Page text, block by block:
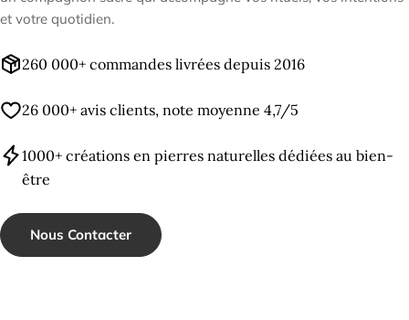
et votre quotidien.
260 000+ commandes livrées depuis 2016
26 000+ avis clients, note moyenne 4,7/5
1000+ créations en pierres naturelles dédiées au bien-
être
Nous Contacter